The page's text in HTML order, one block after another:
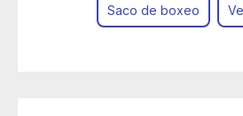
Saco de boxeo